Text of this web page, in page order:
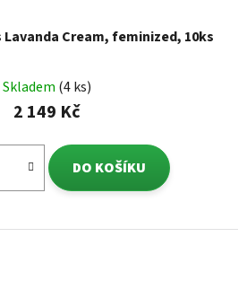
Cream, feminized, 10ks
Skladem (4 ks)
2 149 Kč
DO KOŠÍKU